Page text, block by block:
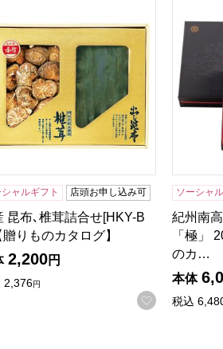
りに登録する
ャルギフト 店頭お申し込み可
昆布､椎茸詰合せ[HKY-B
贈りものカタログ】
2,200円
2,376円
お気に入り
ソーシャ
紀州南
「極」
のカ…
本体
税込